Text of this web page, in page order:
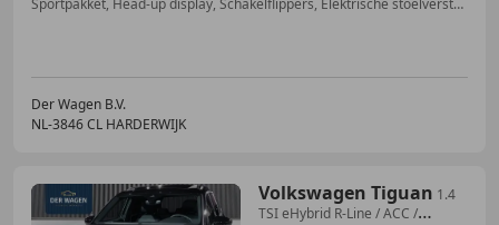
Sportpakket, Head-up display, Schakelflippers, Elektrische stoelverstelling, Garantie, Adaptieve Cruise Control, Sfeerverlichting, Stoelverwarming
Der Wagen B.V.
NL-3846 CL HARDERWIJK
Volkswagen Tiguan 1.4
TSI eHybrid R-Line / ACC /